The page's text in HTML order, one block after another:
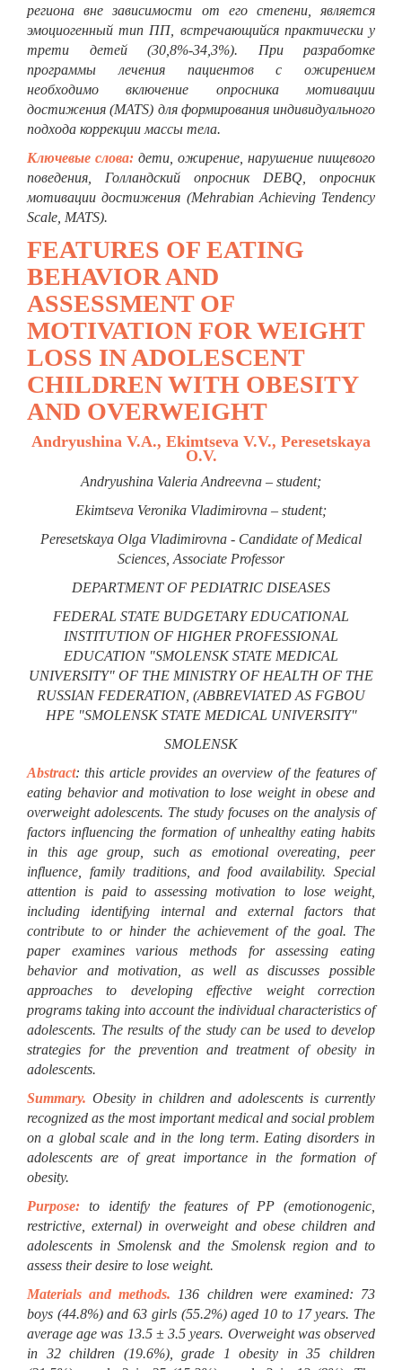
региона вне зависимости от его степени, является
эмоциогенный тип ПП, встречающийся практически у
трети детей (30,8%-34,3%). При разработке
программы лечения пациентов с ожирением
необходимо включение опросника мотивации
достижения (MATS) для формирования индивидуального
подхода коррекции массы тела.
Ключевые слова: дети, ожирение, нарушение пищевого
поведения, Голландский опросник DEBQ, опросник
мотивации достижения (Mehrabian Achieving Tendency
Scale, MATS).
FEATURES OF EATING
BEHAVIOR AND
ASSESSMENT OF
MOTIVATION FOR WEIGHT
LOSS IN ADOLESCENT
CHILDREN WITH OBESITY
AND OVERWEIGHT
Andryushina V.A., Ekimtseva V.V., Peresetskaya
O.V.
Andryushina Valeria Andreevna – student;
Ekimtseva Veronika Vladimirovna – student;
Peresetskaya Olga Vladimirovna - Candidate of Medical
Sciences, Associate Professor
DEPARTMENT OF PEDIATRIC DISEASES
FEDERAL STATE BUDGETARY EDUCATIONAL
INSTITUTION OF HIGHER PROFESSIONAL
EDUCATION "SMOLENSK STATE MEDICAL
UNIVERSITY" OF THE MINISTRY OF HEALTH OF THE
RUSSIAN FEDERATION, (ABBREVIATED AS FGBOU
HPE "SMOLENSK STATE MEDICAL UNIVERSITY"
SMOLENSK
Abstract: this article provides an overview of the features of
eating behavior and motivation to lose weight in obese and
overweight adolescents. The study focuses on the analysis of
factors influencing the formation of unhealthy eating habits
in this age group, such as emotional overeating, peer
influence, family traditions, and food availability. Special
attention is paid to assessing motivation to lose weight,
including identifying internal and external factors that
contribute to or hinder the achievement of the goal. The
paper examines various methods for assessing eating
behavior and motivation, as well as discusses possible
approaches to developing effective weight correction
programs taking into account the individual characteristics of
adolescents. The results of the study can be used to develop
strategies for the prevention and treatment of obesity in
adolescents.
Summary. Obesity in children and adolescents is currently
recognized as the most important medical and social problem
on a global scale and in the long term. Eating disorders in
adolescents are of great importance in the formation of
obesity.
Рurpose: to identify the features of PP (emotionogenic,
restrictive, external) in overweight and obese children and
adolescents in Smolensk and the Smolensk region and to
assess their desire to lose weight.
Materials and methods. 136 children were examined: 73
boys (44.8%) and 63 girls (55.2%) aged 10 to 17 years. The
average age was 13.5 ± 3.5 years. Overweight was observed
in 32 children (19.6%), grade 1 obesity in 35 children